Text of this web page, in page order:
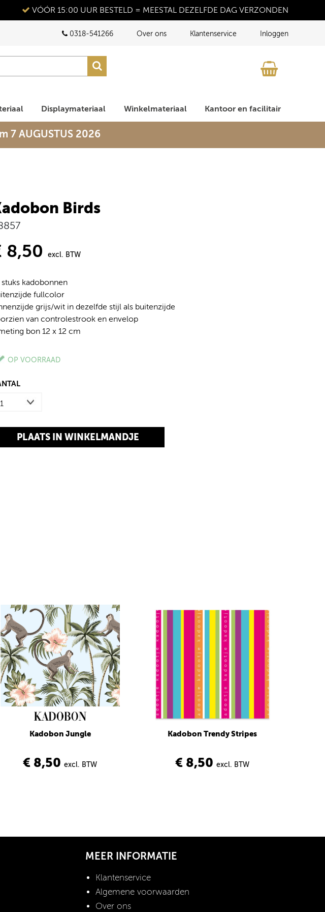
VÓÓR 15:00 UUR BESTELD = MEESTAL DEZELFDE DAG VERZONDEN
0318-541266 Over ons Klantenservice Inloggen
Displaymateriaal Winkelmateriaal Kantoor en facilitair
7 AUGUSTUS 2026
Birds
8,50 excl. BTW
stuks kadobonnen
fullcolor
grijs/wit in dezelfde stijl als buitenzijde
van controlestrook en envelop
bon 12 x 12 cm
OP VOORRAAD
Kadobon Jungle
€ 8,50 excl. BTW
Kadobon Trendy Stripes
€ 8,50 excl. BTW
MEER INFORMATIE
Klantenservice
Algemene voorwaarden
Over ons